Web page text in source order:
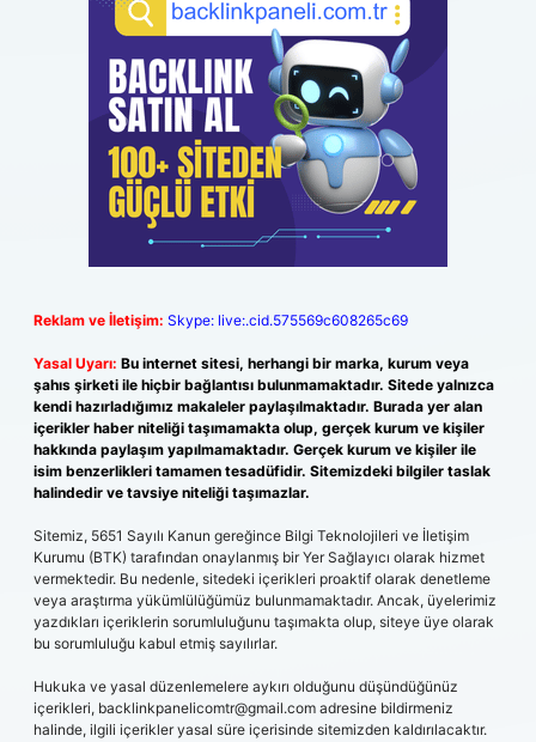
Reklam ve İletişim: Skype: live:.cid.575569c608265c69
Yasal Uyarı: Bu internet sitesi, herhangi bir marka, kurum veya
şahıs şirketi ile hiçbir bağlantısı bulunmamaktadır. Sitede yalnızca
kendi hazırladığımız makaleler paylaşılmaktadır. Burada yer alan
içerikler haber niteliği taşımamakta olup, gerçek kurum ve kişiler
hakkında paylaşım yapılmamaktadır. Gerçek kurum ve kişiler ile
isim benzerlikleri tamamen tesadüfidir. Sitemizdeki bilgiler taslak
halindedir ve tavsiye niteliği taşımazlar.
Sitemiz, 5651 Sayılı Kanun gereğince Bilgi Teknolojileri ve İletişim
Kurumu (BTK) tarafından onaylanmış bir Yer Sağlayıcı olarak hizmet
vermektedir. Bu nedenle, sitedeki içerikleri proaktif olarak denetleme
veya araştırma yükümlülüğümüz bulunmamaktadır. Ancak, üyelerimiz
yazdıkları içeriklerin sorumluluğunu taşımakta olup, siteye üye olarak
bu sorumluluğu kabul etmiş sayılırlar.
Hukuka ve yasal düzenlemelere aykırı olduğunu düşündüğünüz
içerikleri, backlinkpanelicomtr@gmail.com adresine bildirmeniz
halinde, ilgili içerikler yasal süre içerisinde sitemizden kaldırılacaktır.